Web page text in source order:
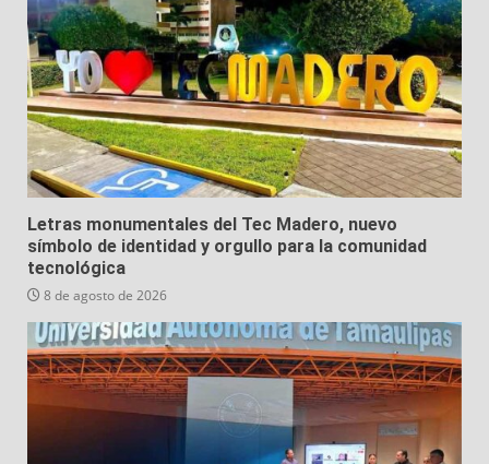
Letras monumentales del Tec Madero, nuevo
símbolo de identidad y orgullo para la comunidad
tecnológica
8 de agosto de 2026